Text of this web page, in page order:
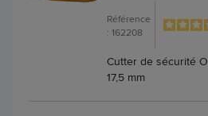
Référence
: 162208
Cutter de sécurité
17,5 mm